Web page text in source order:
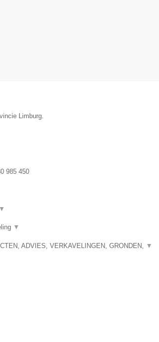
Limburg.
985 450
▼
▼
ADVIES, VERKAVELINGEN, GRONDEN, ▼